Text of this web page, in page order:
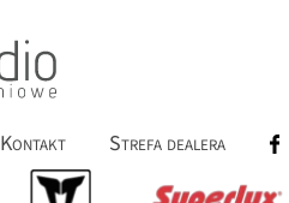
Kontakt Strefa dealera